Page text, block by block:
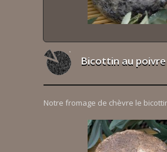
Bicottin au poivre
Notre fromage de chèvre le